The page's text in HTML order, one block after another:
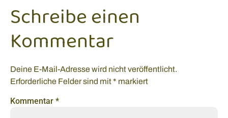
Schreibe einen
Kommentar
Deine E-Mail-Adresse wird nicht veröffentlicht.
Erforderliche Felder sind mit* markiert
Kommentar *